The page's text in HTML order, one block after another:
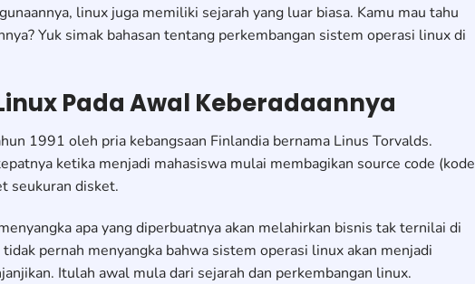
linux juga memiliki sejarah yang luar biasa. Kamu mau tahu
Yuk simak bahasan tentang perkembangan sistem operasi linux di
Pada Awal Keberadaannya
1991 oleh pria kebangsaan Finlandia bernama Linus Torvalds.
ketika menjadi mahasiswa mulai membagikan source code (kode
seukuran disket.
apa yang diperbuatnya akan melahirkan bisnis tak ternilai di
pernah menyangka bahwa sistem operasi linux akan menjadi
Itulah awal mula dari sejarah dan perkembangan linux.